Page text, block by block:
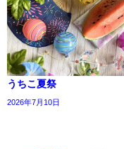
うちこ夏祭
2026年7月10日